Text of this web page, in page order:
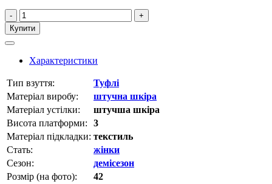
-
+
Купити
Характеристики
Тип взуття:
Туфлі
Матеріал виробу:
штучна шкіра
Матеріал устілки:
штучша шкіра
Висота платформи:
3
Матеріал підкладки: текстиль
Стать:
жінки
Сезон:
демісезон
Розмір (на фото):
42